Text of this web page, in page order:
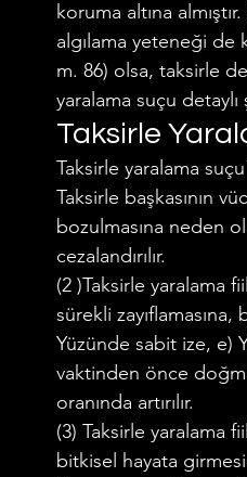
İş ve Sosyal Güvenlik Hukuku
Vergi Hukuku Trafik Hukuku
koruma altına
algılama yeteneği de
m. 86) olsa, taksirle
yaralama suçu detaylı
Taksirle
Taksirle yaralama
Taksirle başkasının
bozulmasına neden
cezalandırılır.
(2 )Taksirle yaralama
sürekli
Yüzünde sabit ize, e)
vaktinden önce
oranında artırılır.
(3) Taksirle yaralama
bitkisel hayata